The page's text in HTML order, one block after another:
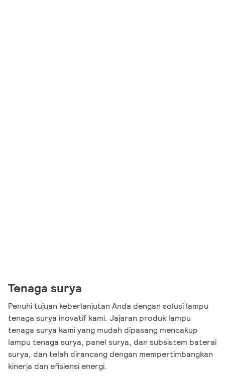
Tenaga surya
Penuhi tujuan keberlanjutan Anda dengan solusi lampu
tenaga surya inovatif kami. Jajaran produk lampu
tenaga surya kami yang mudah dipasang mencakup
lampu tenaga surya, panel surya, dan subsistem baterai
surya, dan telah dirancang dengan mempertimbangkan
kinerja dan efisiensi energi.